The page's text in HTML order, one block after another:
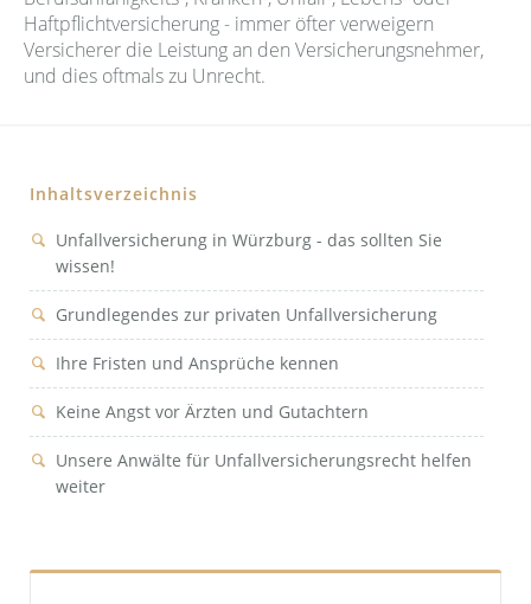
Markus Köhn
Erbrecht
Handelsrecht
Handelsvertreterrecht
Insolvenzrecht
Kapitalanlagerecht
Maklerrecht
Mietrecht
Recht der Finanzmakler und Versicherungsmakler
Datenschutz
Haftpflichtversicherung - immer öfter verweigern
Versicherer die Leistung an den Versicherungsnehmer,
und dies oftmals zu Unrecht.
Inhaltsverzeichnis
Unfallversicherung in Würzburg - das sollten Sie
wissen!
Grundlegendes zur privaten Unfallversicherung
Ihre Fristen und Ansprüche kennen
Keine Angst vor Ärzten und Gutachtern
Unsere Anwälte für Unfallversicherungsrecht helfen
weiter